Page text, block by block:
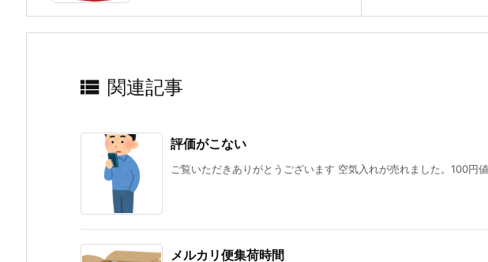
 関連記事
評価がこない
ご覧いただきありがとうございます 空気入れが売れました。100円
メルカリ便集荷時間